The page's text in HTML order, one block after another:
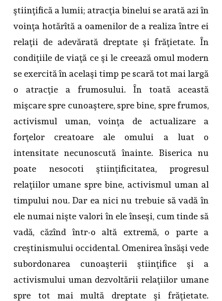
ştiinţifică a lumii; atracţia binelui se arată azi în
voinţa hotărîtă a oamenilor de a realiza între ei
relaţii de adevărată dreptate şi frăţietate. În
condiţiile de viaţă ce şi le creează omul modern
se exercită în acelaşi timp pe scară tot mai largă
o atracţie a frumosului. În toată această
mişcare spre cunoaştere, spre bine, spre frumos,
activismul uman, voinţa de actualizare a
forţelor creatoare ale omului a luat o
intensitate necunoscută înainte. Biserica nu
poate nesocoti ştiinţificitatea, progresul
relaţiilor umane spre bine, activismul uman al
timpului nou. Dar ea nici nu trebuie să vadă în
ele numai nişte valori în ele înseşi, cum tinde să
vadă, căzînd într-o altă extremă, o parte a
creştinismului occidental. Omenirea însăşi vede
subordonarea cunoaşterii ştiinţifice şi a
activismului uman dezvoltării relaţiilor umane
spre tot mai multă dreptate şi frăţietate.